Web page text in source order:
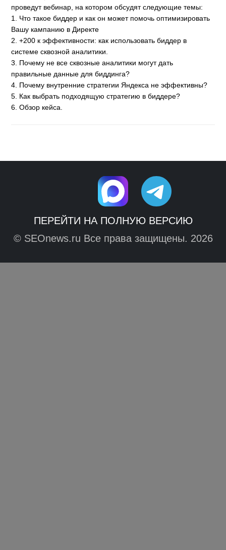
проведут вебинар, на котором обсудят следующие темы:
1. Что такое биддер и как он может помочь оптимизировать
Вашу кампанию в Директе
2. +200 к эффективности: как использовать биддер в
системе сквозной аналитики.
3. Почему не все сквозные аналитики могут дать
правильные данные для биддинга?
4. Почему внутренние стратегии Яндекса не эффективны?
5. Как выбрать подходящую стратегию в биддере?
6. Обзор кейса.
ПЕРЕЙТИ НА ПОЛНУЮ ВЕРСИЮ
© SEOnews.ru Все права защищены. 2026